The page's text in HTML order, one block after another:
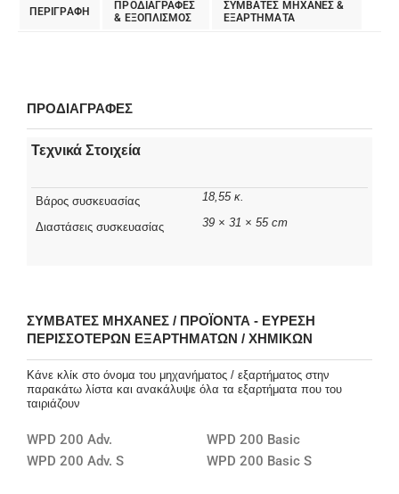
ΠΕΡΙΓΡΑΦΗ
ΠΡΟΔΙΑΓΡΑΦΕΣ
& EΞΟΠΛΙΣΜΟΣ
ΣΥΜΒΑΤΕΣ ΜΗΧΑΝΕΣ &
ΕΞΑΡΤΗΜΑΤΑ
ΠΡΟΔΙΑΓΡΑΦΕΣ
Τεχνικά Στοιχεία
Βάρος συσκευασίας 18,55 κ.
Διαστάσεις συσκευασίας 39 × 31 × 55 cm
ΣΥΜΒΑΤΈΣ ΜΗΧΑΝΈΣ / ΠΡΟΪΌΝΤΑ - ΕΎΡΕΣΗ
ΠΕΡΙΣΣΌΤΕΡΩΝ ΕΞΑΡΤΗΜΆΤΩΝ / ΧΗΜΙΚΏΝ
Κάνε κλίκ στο όνομα του μηχανήματος / εξαρτήματος στην
παρακάτω λίστα και ανακάλυψε όλα τα εξαρτήματα που του
ταιριάζουν
WPD 200 Adv.
WPD 200 Adv. S
WPD 200 Basic
WPD 200 Basic S